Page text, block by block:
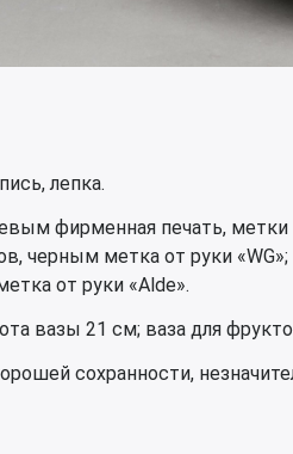
лепка.
фирменная печать, метки
черным метка от руки
от руки «Alde».
вазы 21 см; ваза для
сохранности,